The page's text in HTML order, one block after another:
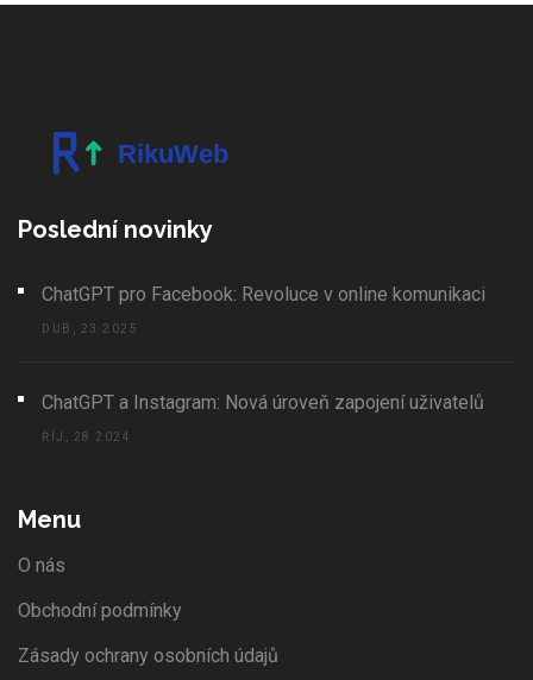
Poslední novinky
ChatGPT pro Facebook: Revoluce v online komunikaci
DUB, 23 2025
ChatGPT a Instagram: Nová úroveň zapojení uživatelů
ŘÍJ, 28 2024
Menu
O nás
Obchodní podmínky
Zásady ochrany osobních údajů